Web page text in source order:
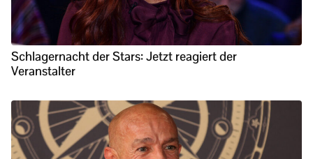
Schlagernacht der Stars: Jetzt reagiert der
Veranstalter